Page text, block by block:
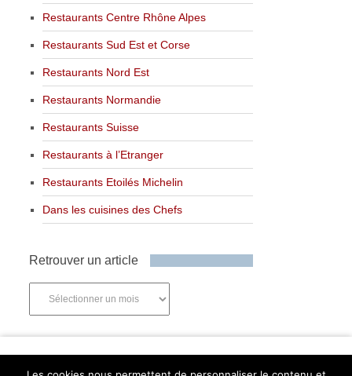
Restaurants Centre Rhône Alpes
Restaurants Sud Est et Corse
Restaurants Nord Est
Restaurants Normandie
Restaurants Suisse
Restaurants à l’Etranger
Restaurants Etoilés Michelin
Dans les cuisines des Chefs
Retrouver un article